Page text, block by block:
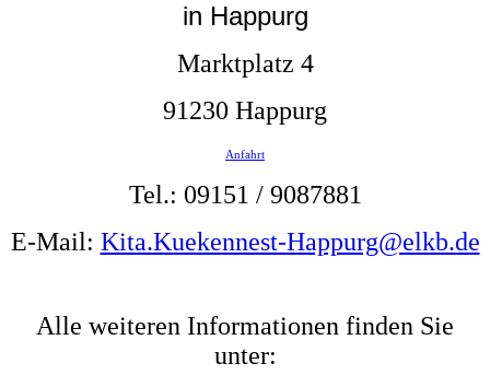
in Happurg
Marktplatz 4
91230 Happurg
Anfahrt
Tel.: 09151 / 9087881
E-Mail: Kita.Kuekennest-Happurg@elkb.de
Alle weiteren Informationen finden Sie
unter: